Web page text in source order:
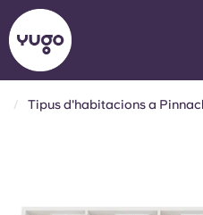
Tipus d'habitacions a